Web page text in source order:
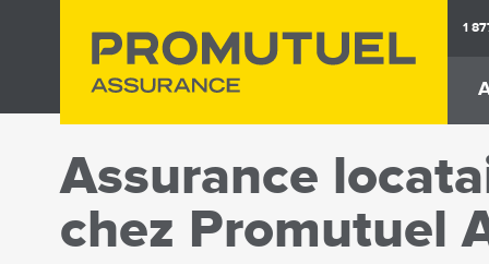
Assurance
Auto
Assurance
1
Assurance
chez Promutuel